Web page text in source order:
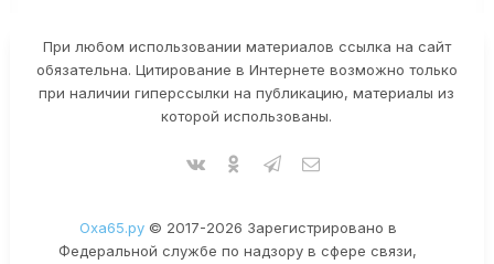
При любом использовании материалов ссылка на сайт
обязательна. Цитирование в Интернете возможно только
при наличии гиперссылки на публикацию, материалы из
которой использованы.
Оха65.ру© 2017-2026 Зарегистрировано в
Федеральной службе по надзору в сфере связи,